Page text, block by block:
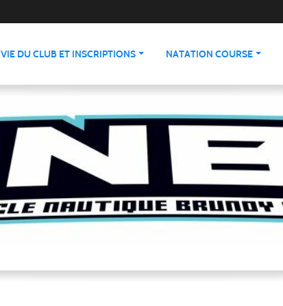
VIE DU CLUB ET INSCRIPTIONS NATATION COURSE